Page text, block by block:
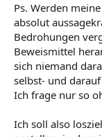
Ps. Werden
absolut
Bedrohungen
Beweismittel
sich niemand
selbst- und
Ich frage nur so
Ich soll also